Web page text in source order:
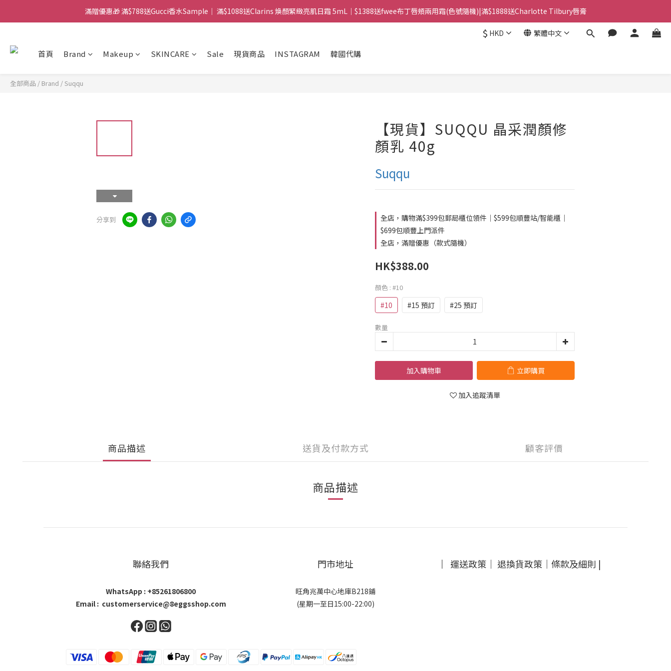
門市：旺角兆萬中心地庫B218 ｜ 所有訂單可旺角門市取貨｜全店滿$399包郵局取件｜$599包順豐站/站智能櫃｜$699包順豐上門派件
滿贈優惠🎁 滿$788送Gucci香水Sample｜ 滿$1088送Clarins 煥顏緊緻亮肌日霜 5mL｜$1388送fwee布丁唇頰兩用霜(色號隨機)|滿$1888送Charlotte Tilbury唇膏
門市：旺角兆萬中心地庫B218 ｜ 所有訂單可旺角門市取貨｜全店滿$399包郵局取件｜$599包順豐站/站智能櫃｜$699包順豐上門派件
$ HKD 繁體中文
首頁 Brand Makeup SKINCARE Sale 現貨商品 INSTAGRAM 韓國代購
全部商品 / Brand /Suqqu
分享到
【現貨】SUQQU 晶采潤顏修
顏乳 40g
Suqqu
全店，購物滿$399包郵局櫃位領件｜$599包順豐站/智能櫃｜
$699包順豐上門派件
全店，滿贈優惠（款式隨機）
HK$388.00
顏色 : #10
#10 #15 預訂 #25 預訂
數量
加入購物車 立即購買
加入追蹤清單
商品描述 送貨及付款方式 顧客評價
商品描述
聯絡我們
WhatsApp : +85261806800
Email : customerservice@8eggsshop.com
門市地址
旺角兆萬中心地庫B218鋪
(星期一至日15:00-22:00)
｜ 運送政策 ｜ 退換貨政策 ｜ 條款及細則 |